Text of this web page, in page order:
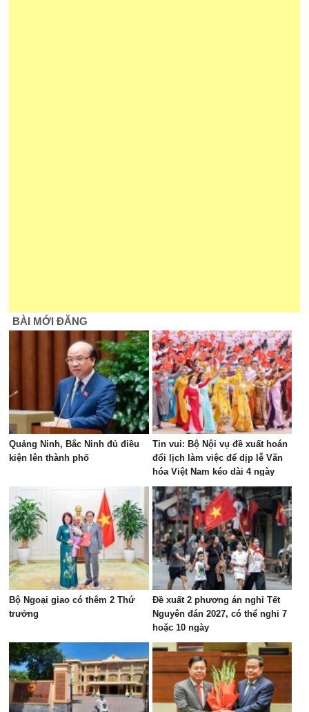
BÀI MỚI ĐĂNG
Quảng Ninh, Bắc Ninh đủ điều
kiện lên thành phố
Tin vui: Bộ Nội vụ đề xuất hoán
đổi lịch làm việc để dịp lễ Văn
hóa Việt Nam kéo dài 4 ngày
Bộ Ngoại giao có thêm 2 Thứ
trưởng
Đề xuất 2 phương án nghỉ Tết
Nguyên đán 2027, có thể nghỉ 7
hoặc 10 ngày